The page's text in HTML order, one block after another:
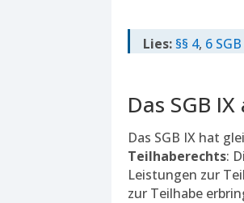
Lies:§§ 4, 6
Das SGB
Das SGB IX hat
Teilhaberechts:
Leistungen zur
zur Teilhabe